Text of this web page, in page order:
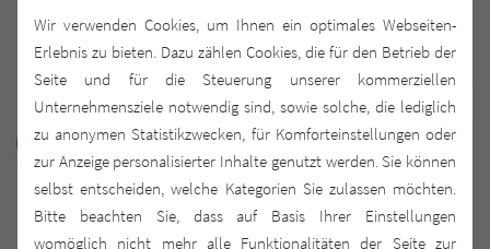
1992
Beziehung des jetzigen
Standortes
Wir verwenden Cookies, um Ihnen ein optimales Webseiten-
Erlebnis zu bieten. Dazu zählen Cookies, die für den Betrieb der
Seite und für die Steuerung unserer kommerziellen
Unternehmensziele notwendig sind, sowie solche, die lediglich
zu anonymen Statistikzwecken, für Komforteinstellungen oder
zur Anzeige personalisierter Inhalte genutzt werden. Sie können
selbst entscheiden, welche Kategorien Sie zulassen möchten.
Bitte beachten Sie, dass auf Basis Ihrer Einstellungen
womöglich nicht mehr alle Funktionalitäten der Seite zur